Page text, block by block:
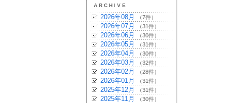
ARCHIVE
2026年08月 （7件）
2026年07月 （31件）
2026年06月 （30件）
2026年05月 （31件）
2026年04月 （30件）
2026年03月 （32件）
2026年02月 （28件）
2026年01月 （31件）
2025年12月 （31件）
2025年11月 （30件）